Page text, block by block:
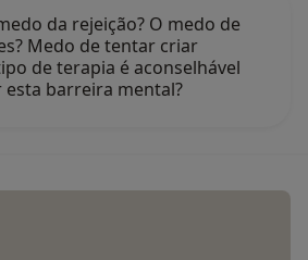
da rejeição? O medo de
Medo de tentar criar
de terapia é aconselhável
barreira mental?